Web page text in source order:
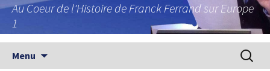
Au Coeur de l'Histoire de Franck Ferrand sur Europe
1
Menu